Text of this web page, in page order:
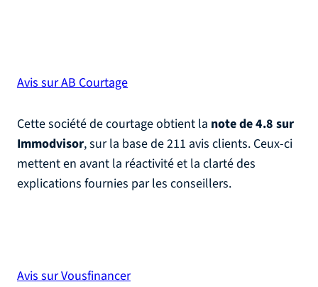
Avis sur AB Courtage
Cette société de courtage obtient la note de 4.8 sur
Immodvisor, sur la base de 211 avis clients. Ceux-ci
mettent en avant la réactivité et la clarté des
explications fournies par les conseillers.
Avis sur Vousfinancer